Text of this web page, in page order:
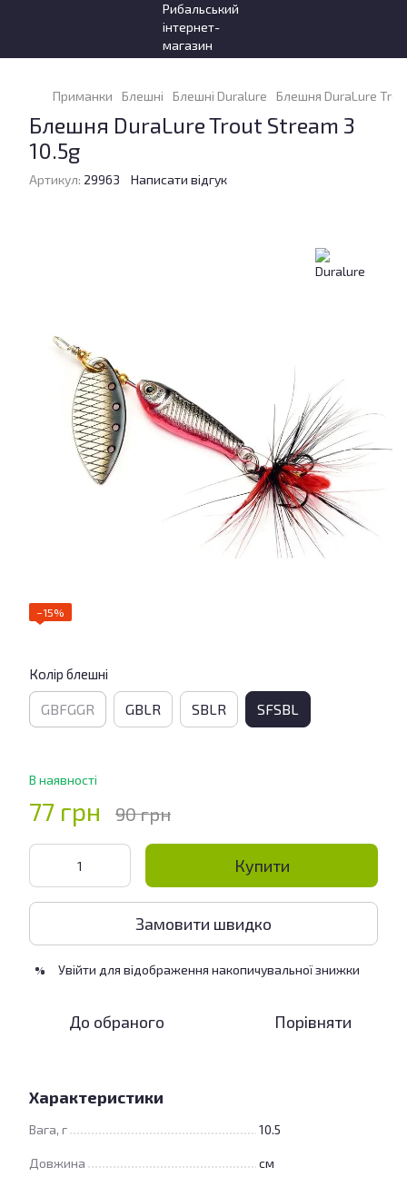
Приманки Блешні Блешні Duralure Блешня DuraLure
Блешня DuraLure Trout Stream 3
10.5g
Артикул: 29963 Написати відгук
−15%
Колір блешні
GBFGGR GBLR SBLR SFSBL
В наявності
77 грн 90 грн
Купити
Замовити швидко
% Увійти для відображення накопичувальної знижки
До обраного Порівняти
Характеристики
Вага, г 10.5
Довжина см